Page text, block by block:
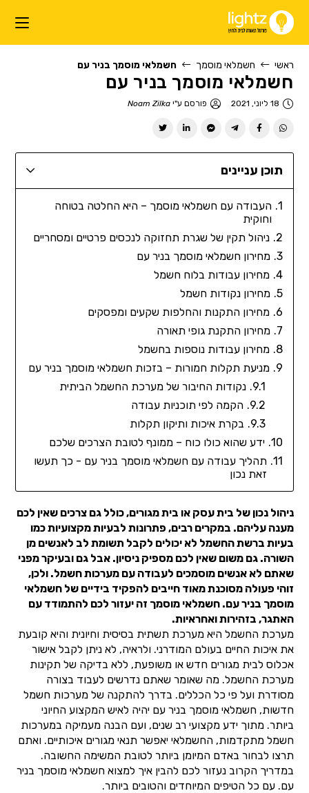
ראשי חשמלאי מוסמך חשמלאי מוסמך בניר עם
חשמלאי מוסמך בניר עם
18 ליוני, 2021 פורסם ע"יNoam Zilka
תוכן עניינים
העבודה עם חשמלאי מוסמך – היא החלטה בטוחה
וחוקית
ניהול תקין של שגרת תחזוקה לנכסים פרטיים ומסחריים
מחירון חשמלאי מוסמך בניר עם
מחירון עבודות בלוח חשמל
מחירון נקודות חשמל
מחירון התקנות והחלפות שקעים ומפסקים
מחירון התקנת גופי תאורה
מחירון עבודות נוספות בחשמל
מניעת תקלות חמורות – בזכות חשמלאי מוסמך בניר עם
נקודות החיבור של מערכת החשמל הביתית
הקמה לפי תוכניות עבודה
בקרת איכות ותיקון תקלות
ידע שהוא כולו כוח – ממונף לטובת הצרכים שלכם
תהליך עבודה עם חשמלאי מוסמך בניר עם - כך תעשו
זאת נכון
ניהול נכון של בית עסק או בית מגורים, כולל גם צרכים שאין לכם
מענה עליהם. במקרים רבים, פתרונות לבעיות מקצועיות כמו
בעיות ברשת החשמל לא יכולים לקבל תשומת לב לאנשים מן
השורה. גם משום שאין לכם מספיק ניסיון. אבל גם ובעיקר מפני
שאתם לא אנשים מוסמכים לעבודה עם מערכות חשמל. ולכן,
זוהי פעולה מסוכנת מאוד חייבים להפקיד בידיים של חשמלאי
מוסמך בניר עם. חשמלאי מוסמך זה יעזור לכם להתמודד עם
האתגר, בזהירות ואחראיות.
מערכת החשמל היא מערכת תשתית בסיסית וחיונית והיא קובעת
את איכות החיים בעולם המודרני. ולראיה, לא ניתן לקבל אישור
אכלוס לבית מגורים חדש או משופעת, ללא בדיקה של תקינות
מערכת החשמל. מה שאומר שאתם נדרשים לעבוד בצורה
מסודרת ועל פי כל הכללים. בדרך להתקנה של מערכות חשמל
חדשות, חשמלאי מוסמך בניר עם יהיה לאיש המקצוע החיוני
ביותר. מתוך ידע מקצועי רב שנים, ועם הבנה מעמיקה במערכות
חשמל מתקדמות, החשמלאי יאפשר תנאי מגורים איכותיים. ואתם
תרצו לבחור באדם המיומן ביותר לטובת המשימה החשובה.
במדריך הקרוב נעזור לכם להבין איך למצוא חשמלאי מוסמך בניר
עם. עם כל הטיפים המיוחדים והטובים ביותר.